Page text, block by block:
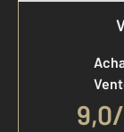
9,0/